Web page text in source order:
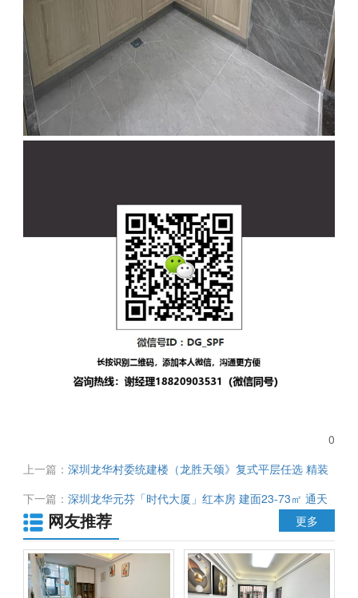
0
上一篇：深圳龙华村委统建楼（龙胜天颂》复式平层任选 精装
交房 总价45.5万 通天然气 可落深户
下一篇：深圳龙华元芬「时代大厦」红本房 建面23-73㎡ 通天
然气 独立大阳台 单价2.4万 可分期10年
网友推荐 更多